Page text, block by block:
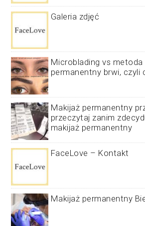
Galeria zdjęć
Microblading vs metoda
permanentny brwi, czyli
Makijaż permanentny
przeczytaj zanim
makijaż permanentny
FaceLove – Kontakt
Makijaż permanentny